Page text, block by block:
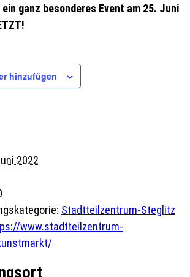
ganz besonderes Event am 25. Juni
hinzufügen
2022
Stadtteilzentrum-Steglitz
www.stadtteilzentrum-